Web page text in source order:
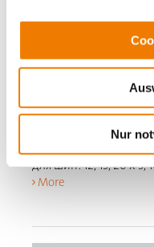
Nur
01135000
CRITO
Цанговая клемма
35 - 150 mm², AWG 2 -
для шин: 12, 15, 20 x 5,
More